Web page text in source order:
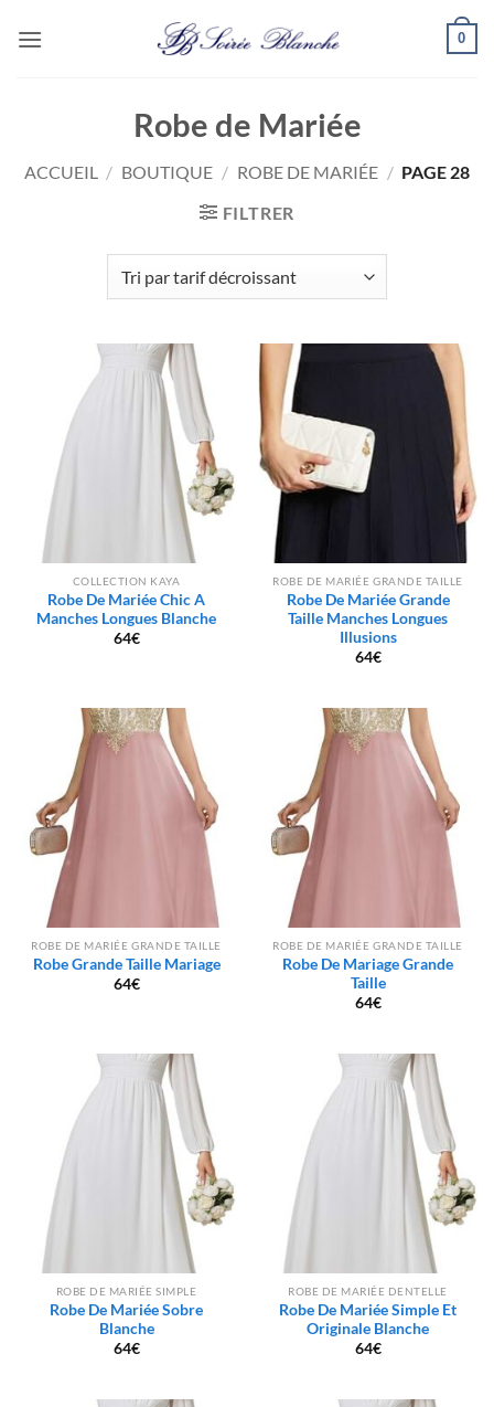
0
Robe de Mariée
ACCUEIL / BOUTIQUE / ROBE DE MARIÉE / PAGE 28
FILTRER
COLLECTION KAYA
Robe De Mariée Chic A
Manches Longues Blanche
64€
ROBE DE MARIÉE GRANDE TAILLE
Robe De Mariée Grande
Taille Manches Longues
Illusions
64€
ROBE DE MARIÉE GRANDE TAILLE
Robe Grande Taille Mariage
64€
ROBE DE MARIÉE GRANDE TAILLE
Robe De Mariage Grande
Taille
64€
ROBE DE MARIÉE SIMPLE
Robe De Mariée Sobre
Blanche
64€
ROBE DE MARIÉE DENTELLE
Robe De Mariée Simple Et
Originale Blanche
64€